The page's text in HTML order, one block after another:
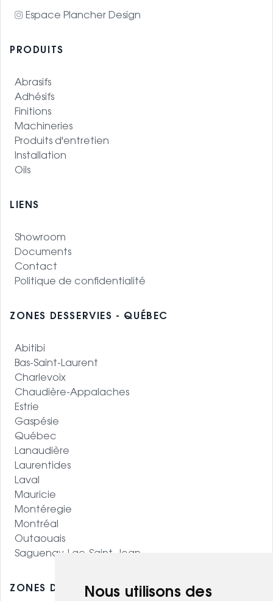
Nous utilisons des
Espace Plancher Design
PRODUITS
Abrasifs
Adhésifs
Finitions
Machineries
Produits d'entretien
Installation
Oils
LIENS
Showroom
Documents
Contact
Politique de confidentialité
ZONES DESSERVIES - QUÉBEC
Abitibi
Bas-Saint-Laurent
Charlevoix
Chaudière-Appalaches
Estrie
Gaspésie
Québec
Lanaudière
Laurentides
Laval
Mauricie
Montéregie
Montréal
Outaouais
Saguenay-Lac-Saint-Jean
ZONES DESSERVIES - OUEST CANADIEN